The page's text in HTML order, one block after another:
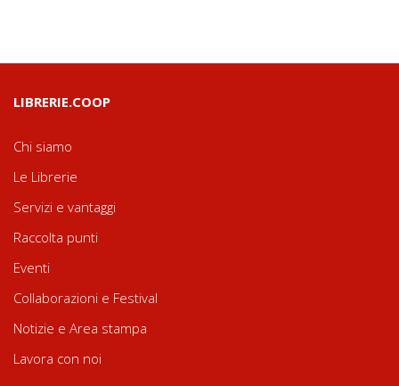
LIBRERIE.COOP
Chi siamo
Le Librerie
Servizi e vantaggi
Raccolta punti
Eventi
Collaborazioni e Festival
Notizie e Area stampa
Lavora con noi